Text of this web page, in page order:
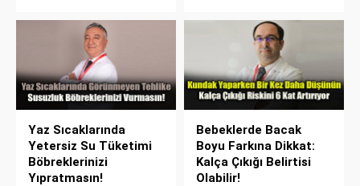
Yaz Sıcaklarında
Yetersiz Su Tüketimi
Böbreklerinizi
Yıpratmasın!
Bebeklerde Bacak
Boyu Farkına Dikkat:
Kalça Çıkığı Belirtisi
Olabilir!